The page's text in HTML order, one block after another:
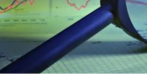
マイクロソフトによる買収に残
7月の注目イベントについて
まとめ